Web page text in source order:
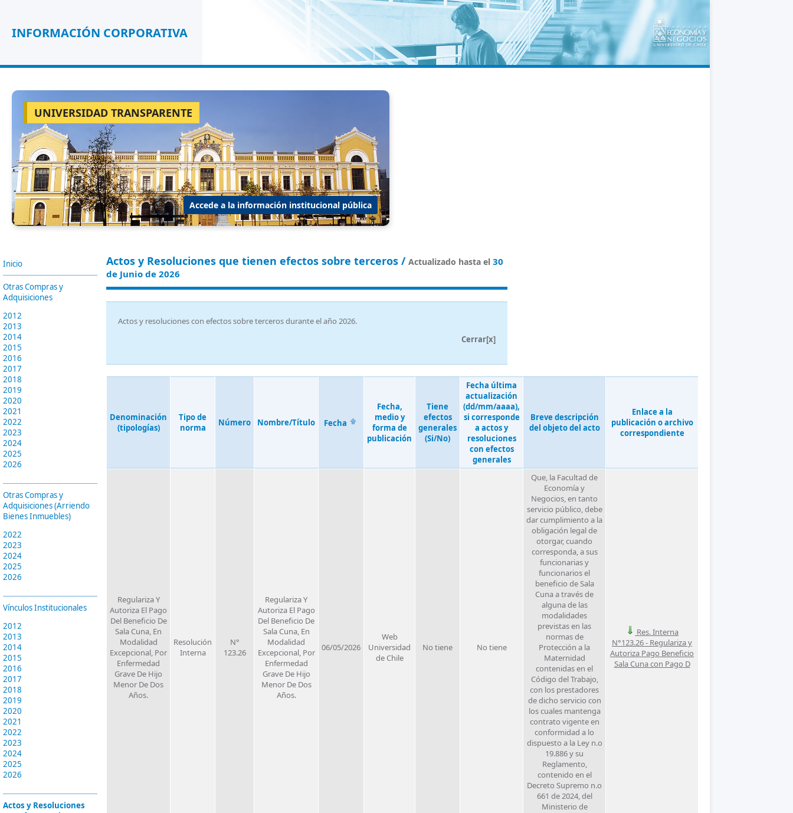
INFORMACIÓN CORPORATIVA
UNIVERSIDAD TRANSPARENTE
Accede a la información institucional pública
Inicio
Otras Compras y
Adquisiciones
2012
2013
2014
2015
2016
2017
2018
2019
2020
2021
2022
2023
2024
2025
2026
Otras Compras y
Adquisiciones (Arriendo
Bienes Inmuebles)
2022
2023
2024
2025
2026
Vínculos Institucionales
2012
2013
2014
2015
2016
2017
2018
2019
2020
2021
2022
2023
2024
2025
2026
Actos y Resoluciones
Actos y Resoluciones que tienen efectos sobre terceros / Actualizado hasta el 30
de Junio de 2026
Actos y resoluciones con efectos sobre terceros durante el año 2026.
Cerrar[x]
Denominación
(tipologías)
Tipo de
norma
Número Nombre/Título Fecha
Fecha,
medio y
forma de
publicación
Tiene
efectos
generales
(Si/No)
Fecha última
actualización
(dd/mm/aaaa),
si corresponde
a actos y
resoluciones
con efectos
generales
Breve descripción
del objeto del acto
Enlace a la
publicación o archivo
correspondiente
Regulariza Y
Autoriza El Pago
Del Beneficio De
Sala Cuna, En
Modalidad
Excepcional, Por
Enfermedad
Grave De Hijo
Menor De Dos
Años.
Resolución
Interna
N°
123.26
Regulariza Y
Autoriza El Pago
Del Beneficio De
Sala Cuna, En
Modalidad
Excepcional, Por
Enfermedad
Grave De Hijo
Menor De Dos
Años.
06/05/2026
Web
Universidad
de Chile
No tiene No tiene
Que, la Facultad de
Economía y
Negocios, en tanto
servicio público, debe
dar cumplimiento a la
obligación legal de
otorgar, cuando
corresponda, a sus
funcionarias y
funcionarios el
beneficio de Sala
Cuna a través de
alguna de las
modalidades
previstas en las
normas de
Protección a la
Maternidad
contenidas en el
Código del Trabajo,
con los prestadores
de dicho servicio con
los cuales mantenga
contrato vigente en
conformidad a lo
dispuesto a la Ley n.o
19.886 y su
Reglamento,
contenido en el
Decreto Supremo n.o
661 de 2024, del
Ministerio de
Res. Interna
N°123.26 - Regulariza y
Autoriza Pago Beneficio
Sala Cuna con Pago D